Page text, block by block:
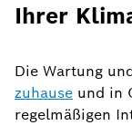
Ihrer
Die Wartung
zuhause und in
regelmäßigen